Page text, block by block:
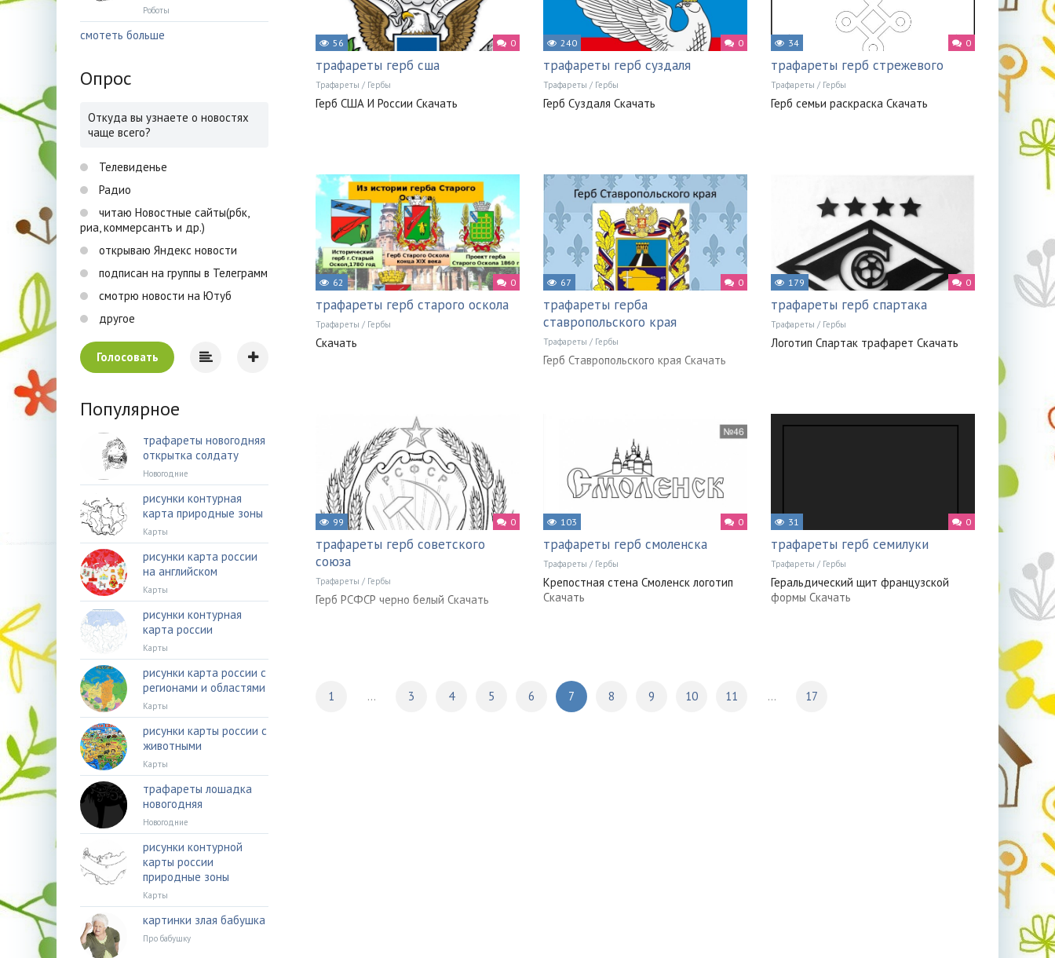
56 0
трафареты герб сша
Трафареты / Гербы
Герб США И России Скачать
240 0
трафареты герб суздаля
Трафареты / Гербы
Герб Суздаля Скачать
34 0
трафареты герб стрежевого
Трафареты / Гербы
Герб семьи раскраска Скачать
62 0
трафареты герб старого оскола
Трафареты / Гербы
Скачать
67 0
трафареты герба
ставропольского края
Трафареты / Гербы
Герб Ставропольского края Скачать
179 0
трафареты герб спартака
Трафареты / Гербы
Логотип Спартак трафарет Скачать
99 0
трафареты герб советского
союза
Трафареты / Гербы
Герб РСФСР черно белый Скачать
103 0
трафареты герб смоленска
Трафареты / Гербы
Крепостная стена Смоленск логотип
Скачать
31 0
трафареты герб семилуки
Трафареты / Гербы
Геральдический щит французской
формы Скачать
1 ... 3 4 5 6 7 8 9 10 11 ... 17
Роботы
смотеть больше
Опрос
Откуда вы узнаете о новостях
чаще всего?
Телевиденье
Радио
читаю Новостные сайты(рбк,
риа, коммерсантъ и др.)
открываю Яндекс новости
подписан на группы в Телеграмм
смотрю новости на Ютуб
другое
Голосовать
Популярное
трафареты новогодняя
открытка солдату
Новогодние
рисунки контурная
карта природные зоны
Карты
рисунки карта россии
на английском
Карты
рисунки контурная
карта россии
Карты
рисунки карта россии с
регионами и областями
Карты
рисунки карты россии с
животными
Карты
трафареты лошадка
новогодняя
Новогодние
рисунки контурной
карты россии
природные зоны
Карты
картинки злая бабушка
Про бабушку